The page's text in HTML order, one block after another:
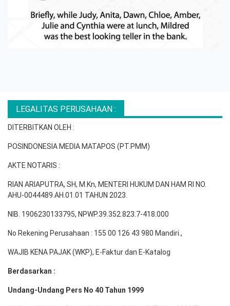
LEGALITAS PERUSAHAAN :
DITERBITKAN OLEH :
POSINDONESIA MEDIA MATAPOS (PT.PMM)
AKTE NOTARIS :
RIAN ARIAPUTRA, SH, M.Kn, MENTERI HUKUM DAN HAM RI NO.
AHU-0044489.AH.01.01 TAHUN 2023.
NIB. 1906230133795, NPWP.39.352.823.7-418.000
No Rekening Perusahaan : 155 00 126 43 980 Mandiri.,
WAJIB KENA PAJAK (WKP), E-Faktur dan E-Katalog
Berdasarkan :
Undang-Undang Pers No 40 Tahun 1999